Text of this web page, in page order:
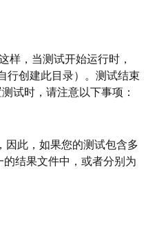
样，当测试开始运行时，
行创建此目录）。测试结束
试时，请注意以下事项：
因此，如果您的测试包含多
结果文件中，或者分别为